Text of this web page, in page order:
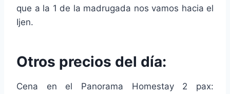
que a la 1 de la madrugada nos vamos hacia el
Ijen.
Otros precios del día:
Cena en el Panorama Homestay 2 pax: